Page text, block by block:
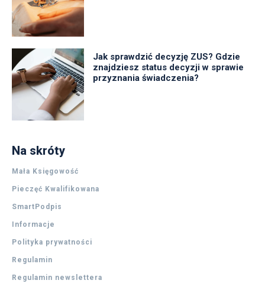
Jak sprawdzić decyzję ZUS? Gdzie
znajdziesz status decyzji w sprawie
przyznania świadczenia?
Na skróty
Mała Księgowość
Pieczęć Kwalifikowana
SmartPodpis
Informacje
Polityka prywatności
Regulamin
Regulamin newslettera